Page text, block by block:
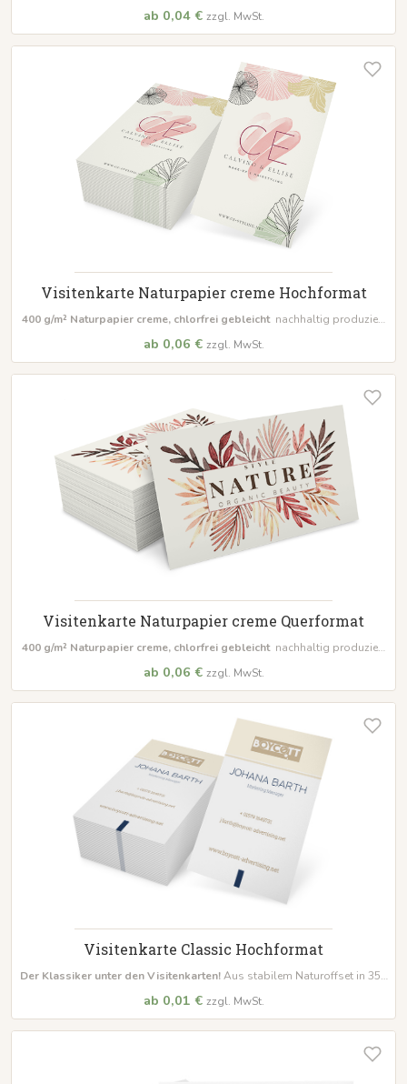
ab 0,04 € zzgl. MwSt.
Visitenkarte Naturpapier creme Hochformat
400 g/m² Naturpapier creme, chlorfrei gebleicht nachhaltig produziert
ab 0,06 € zzgl. MwSt.
Visitenkarte Naturpapier creme Querformat
400 g/m² Naturpapier creme, chlorfrei gebleicht nachhaltig produziert
ab 0,06 € zzgl. MwSt.
Visitenkarte Classic Hochformat
Der Klassiker unter den Visitenkarten!Aus stabilem Naturoffset in 350
ab 0,01 € zzgl. MwSt.